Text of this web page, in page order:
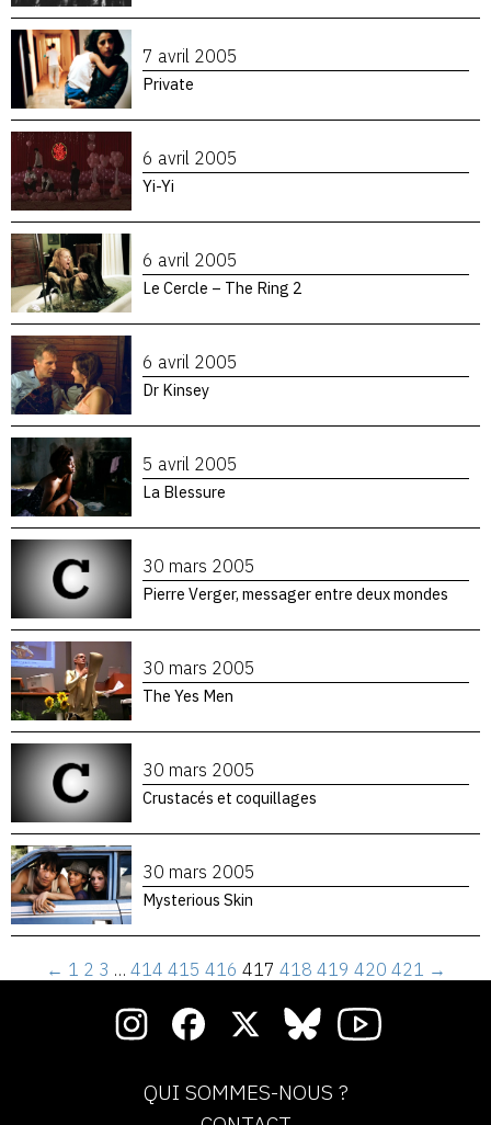
7 avril 2005
Private
6 avril 2005
Yi-Yi
6 avril 2005
Le Cercle – The Ring 2
6 avril 2005
Dr Kinsey
5 avril 2005
La Blessure
30 mars 2005
Pierre Verger, messager entre deux mondes
30 mars 2005
The Yes Men
30 mars 2005
Crustacés et coquillages
30 mars 2005
Mysterious Skin
← 1 2 3 … 414 415 416 417 418 419 420 421 →
QUI SOMMES-NOUS ?